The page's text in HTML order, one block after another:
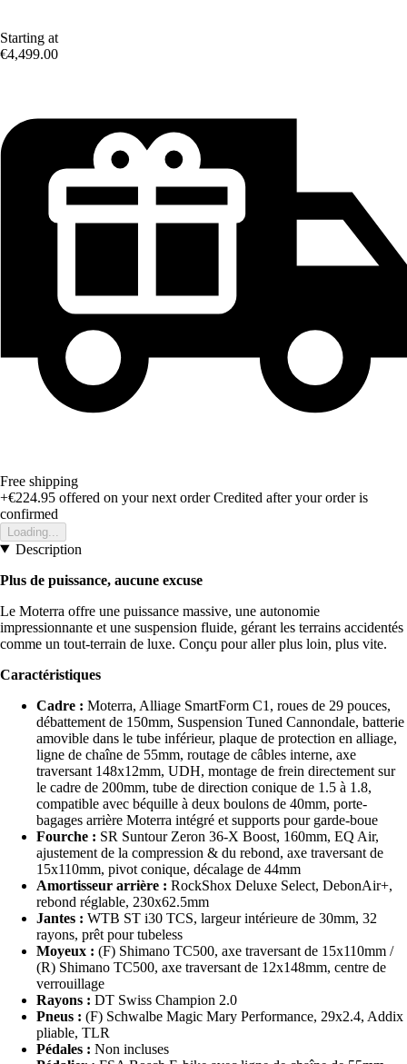
Starting at
€4,499.00
Free shipping
+€224.95 offered on your next order Credited after your order is
confirmed
Loading...
Description
Plus de puissance, aucune excuse
Le Moterra offre une puissance massive, une autonomie
impressionnante et une suspension fluide, gérant les terrains accidentés
comme un tout-terrain de luxe. Conçu pour aller plus loin, plus vite.
Caractéristiques
Cadre : Moterra, Alliage SmartForm C1, roues de 29 pouces,
débattement de 150mm, Suspension Tuned Cannondale, batterie
amovible dans le tube inférieur, plaque de protection en alliage,
ligne de chaîne de 55mm, routage de câbles interne, axe
traversant 148x12mm, UDH, montage de frein directement sur
le cadre de 200mm, tube de direction conique de 1.5 à 1.8,
compatible avec béquille à deux boulons de 40mm, porte-
bagages arrière Moterra intégré et supports pour garde-boue
Fourche : SR Suntour Zeron 36-X Boost, 160mm, EQ Air,
ajustement de la compression & du rebond, axe traversant de
15x110mm, pivot conique, décalage de 44mm
Amortisseur arrière : RockShox Deluxe Select, DebonAir+,
rebond réglable, 230x62.5mm
Jantes : WTB ST i30 TCS, largeur intérieure de 30mm, 32
rayons, prêt pour tubeless
Moyeux : (F) Shimano TC500, axe traversant de 15x110mm /
(R) Shimano TC500, axe traversant de 12x148mm, centre de
verrouillage
Rayons : DT Swiss Champion 2.0
Pneus : (F) Schwalbe Magic Mary Performance, 29x2.4, Addix
pliable, TLR
Pédales : Non incluses